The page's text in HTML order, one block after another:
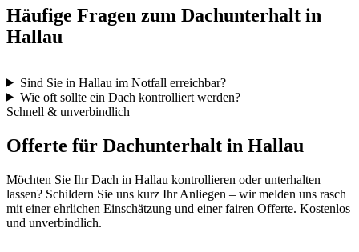
Häufige Fragen zum Dachunterhalt in
Hallau
Sind Sie in Hallau im Notfall erreichbar?
Wie oft sollte ein Dach kontrolliert werden?
Schnell & unverbindlich
Offerte für Dachunterhalt in Hallau
Möchten Sie Ihr Dach in Hallau kontrollieren oder unterhalten
lassen? Schildern Sie uns kurz Ihr Anliegen – wir melden uns rasch
mit einer ehrlichen Einschätzung und einer fairen Offerte. Kostenlos
und unverbindlich.